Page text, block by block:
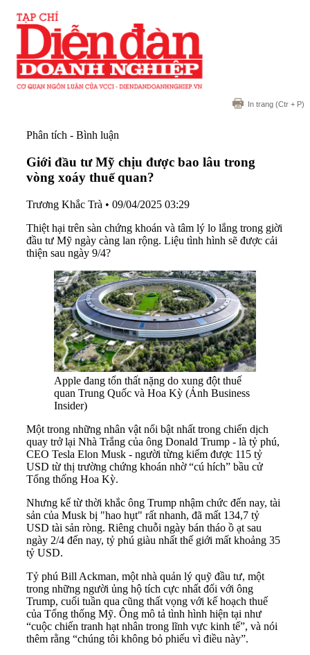
In trang (Ctr + P)
Phân tích - Bình luận
Giới đầu tư Mỹ chịu được bao lâu trong
vòng xoáy thuế quan?
Trương Khắc Trà • 09/04/2025 03:29
Thiệt hại trên sàn chứng khoán và tâm lý lo lắng trong giời
đầu tư Mỹ ngày càng lan rộng. Liệu tình hình sẽ được cải
thiện sau ngày 9/4?
Apple đang tổn thất nặng do xung đột thuế
quan Trung Quốc và Hoa Kỳ (Ảnh Business
Insider)
Một trong những nhân vật nổi bật nhất trong chiến dịch
quay trở lại Nhà Trắng của ông Donald Trump - là tỷ phú,
CEO Tesla Elon Musk - người từng kiếm được 115 tỷ
USD từ thị trường chứng khoán nhờ “cú hích” bầu cử
Tổng thống Hoa Kỳ.
Nhưng kể từ thời khắc ông Trump nhậm chức đến nay, tài
sản của Musk bị "hao hụt" rất nhanh, đã mất 134,7 tỷ
USD tài sản ròng. Riêng chuỗi ngày bán tháo ồ ạt sau
ngày 2/4 đến nay, tỷ phú giàu nhất thế giới mất khoảng 35
tỷ USD.
Tỷ phú Bill Ackman, một nhà quản lý quỹ đầu tư, một
trong những người ủng hộ tích cực nhất đối với ông
Trump, cuối tuần qua cũng thất vọng với kế hoạch thuế
của Tổng thống Mỹ. Ông mô tả tình hình hiện tại như
“cuộc chiến tranh hạt nhân trong lĩnh vực kinh tế”, và nói
thêm rằng “chúng tôi không bỏ phiếu vì điều này”.